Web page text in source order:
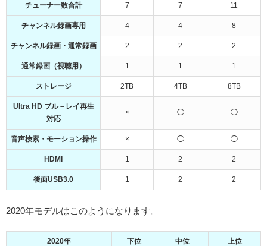
チューナー数合計 7 7 11
チャンネル録画専用 4 4 8
チャンネル録画・通常録画 2 2 2
通常録画（視聴用） 1 1 1
ストレージ 2TB 4TB 8TB
Ultra HD ブル－レイ再生
対応
× ◯ ◯
音声検索・モーション操作 × ◯ ◯
HDMI 1 2 2
後面USB3.0 1 2 2
2020年モデルはこのようになります。
2020年 下位 中位 上位